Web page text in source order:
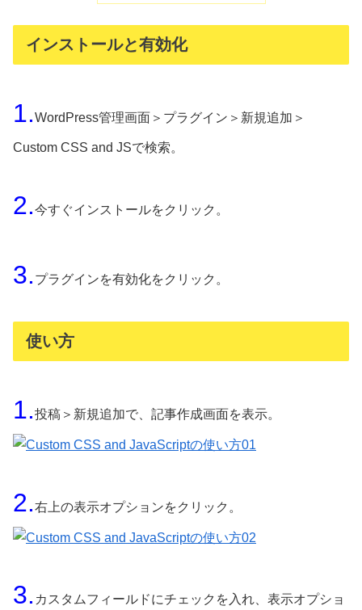
インストールと有効化
1.WordPress管理画面＞プラグイン＞新規追加＞
Custom CSS and JSで検索。
2.今すぐインストールをクリック。
3. プラグインを有効化をクリック。
使い方
1.投稿＞新規追加で、記事作成画面を表示。
2.右上の表示オプションをクリック。
3. カスタムフィールドにチェックを入れ、表示オプショ